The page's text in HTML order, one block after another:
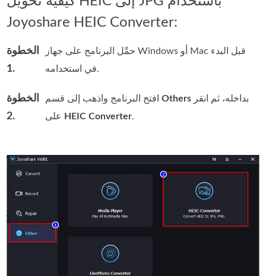
Joyoshare HEIC Converter:
الخطوة
1.
حمِّل البرنامج على جهاز Windows أو Mac قبل البدء
في استخدامه.
الخطوة
2.
افتح البرنامج واذهب إلى قسمOthers
HEIC Converter.